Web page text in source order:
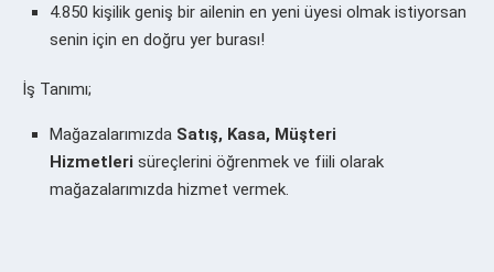
4.850 kişilik geniş bir ailenin en yeni üyesi olmak istiyorsan
senin için en doğru yer burası!
İş Tanımı;
Mağazalarımızda Satış, Kasa, Müşteri
Hizmetleri süreçlerini öğrenmek ve fiili olarak
mağazalarımızda hizmet vermek.